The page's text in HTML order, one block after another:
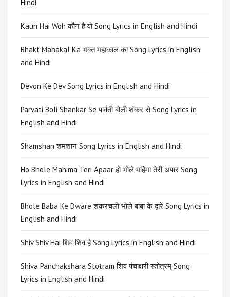
Hindi
Kaun Hai Woh कौन है वो Song Lyrics in English and Hindi
Bhakt Mahakal Ka भक्त महाकाल का Song Lyrics in English
and Hindi
Devon Ke Dev Song Lyrics in English and Hindi
Parvati Boli Shankar Se पार्वती बोली शंकर से Song Lyrics in
English and Hindi
Shamshan शमशान Song Lyrics in English and Hindi
Ho Bhole Mahima Teri Apaar हो भोले महिमा तेरी अपार Song
Lyrics in English and Hindi
Bhole Baba Ke Dware शंकरचलो भोले बाबा के द्वारे Song Lyrics in
English and Hindi
Shiv Shiv Hai शिव शिव है Song Lyrics in English and Hindi
Shiva Panchakshara Stotram शिव पंचाक्षरी स्तोत्रम् Song
Lyrics in English and Hindi